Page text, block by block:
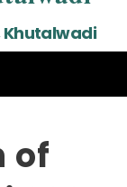
Khutalwadi
of